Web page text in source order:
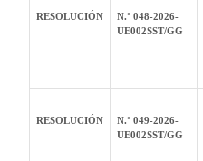
RESOLUCIÓN
N.° 048-2026-
UE002SST/GG
RESOLUCIÓN
N.° 049-2026-
UE002SST/GG